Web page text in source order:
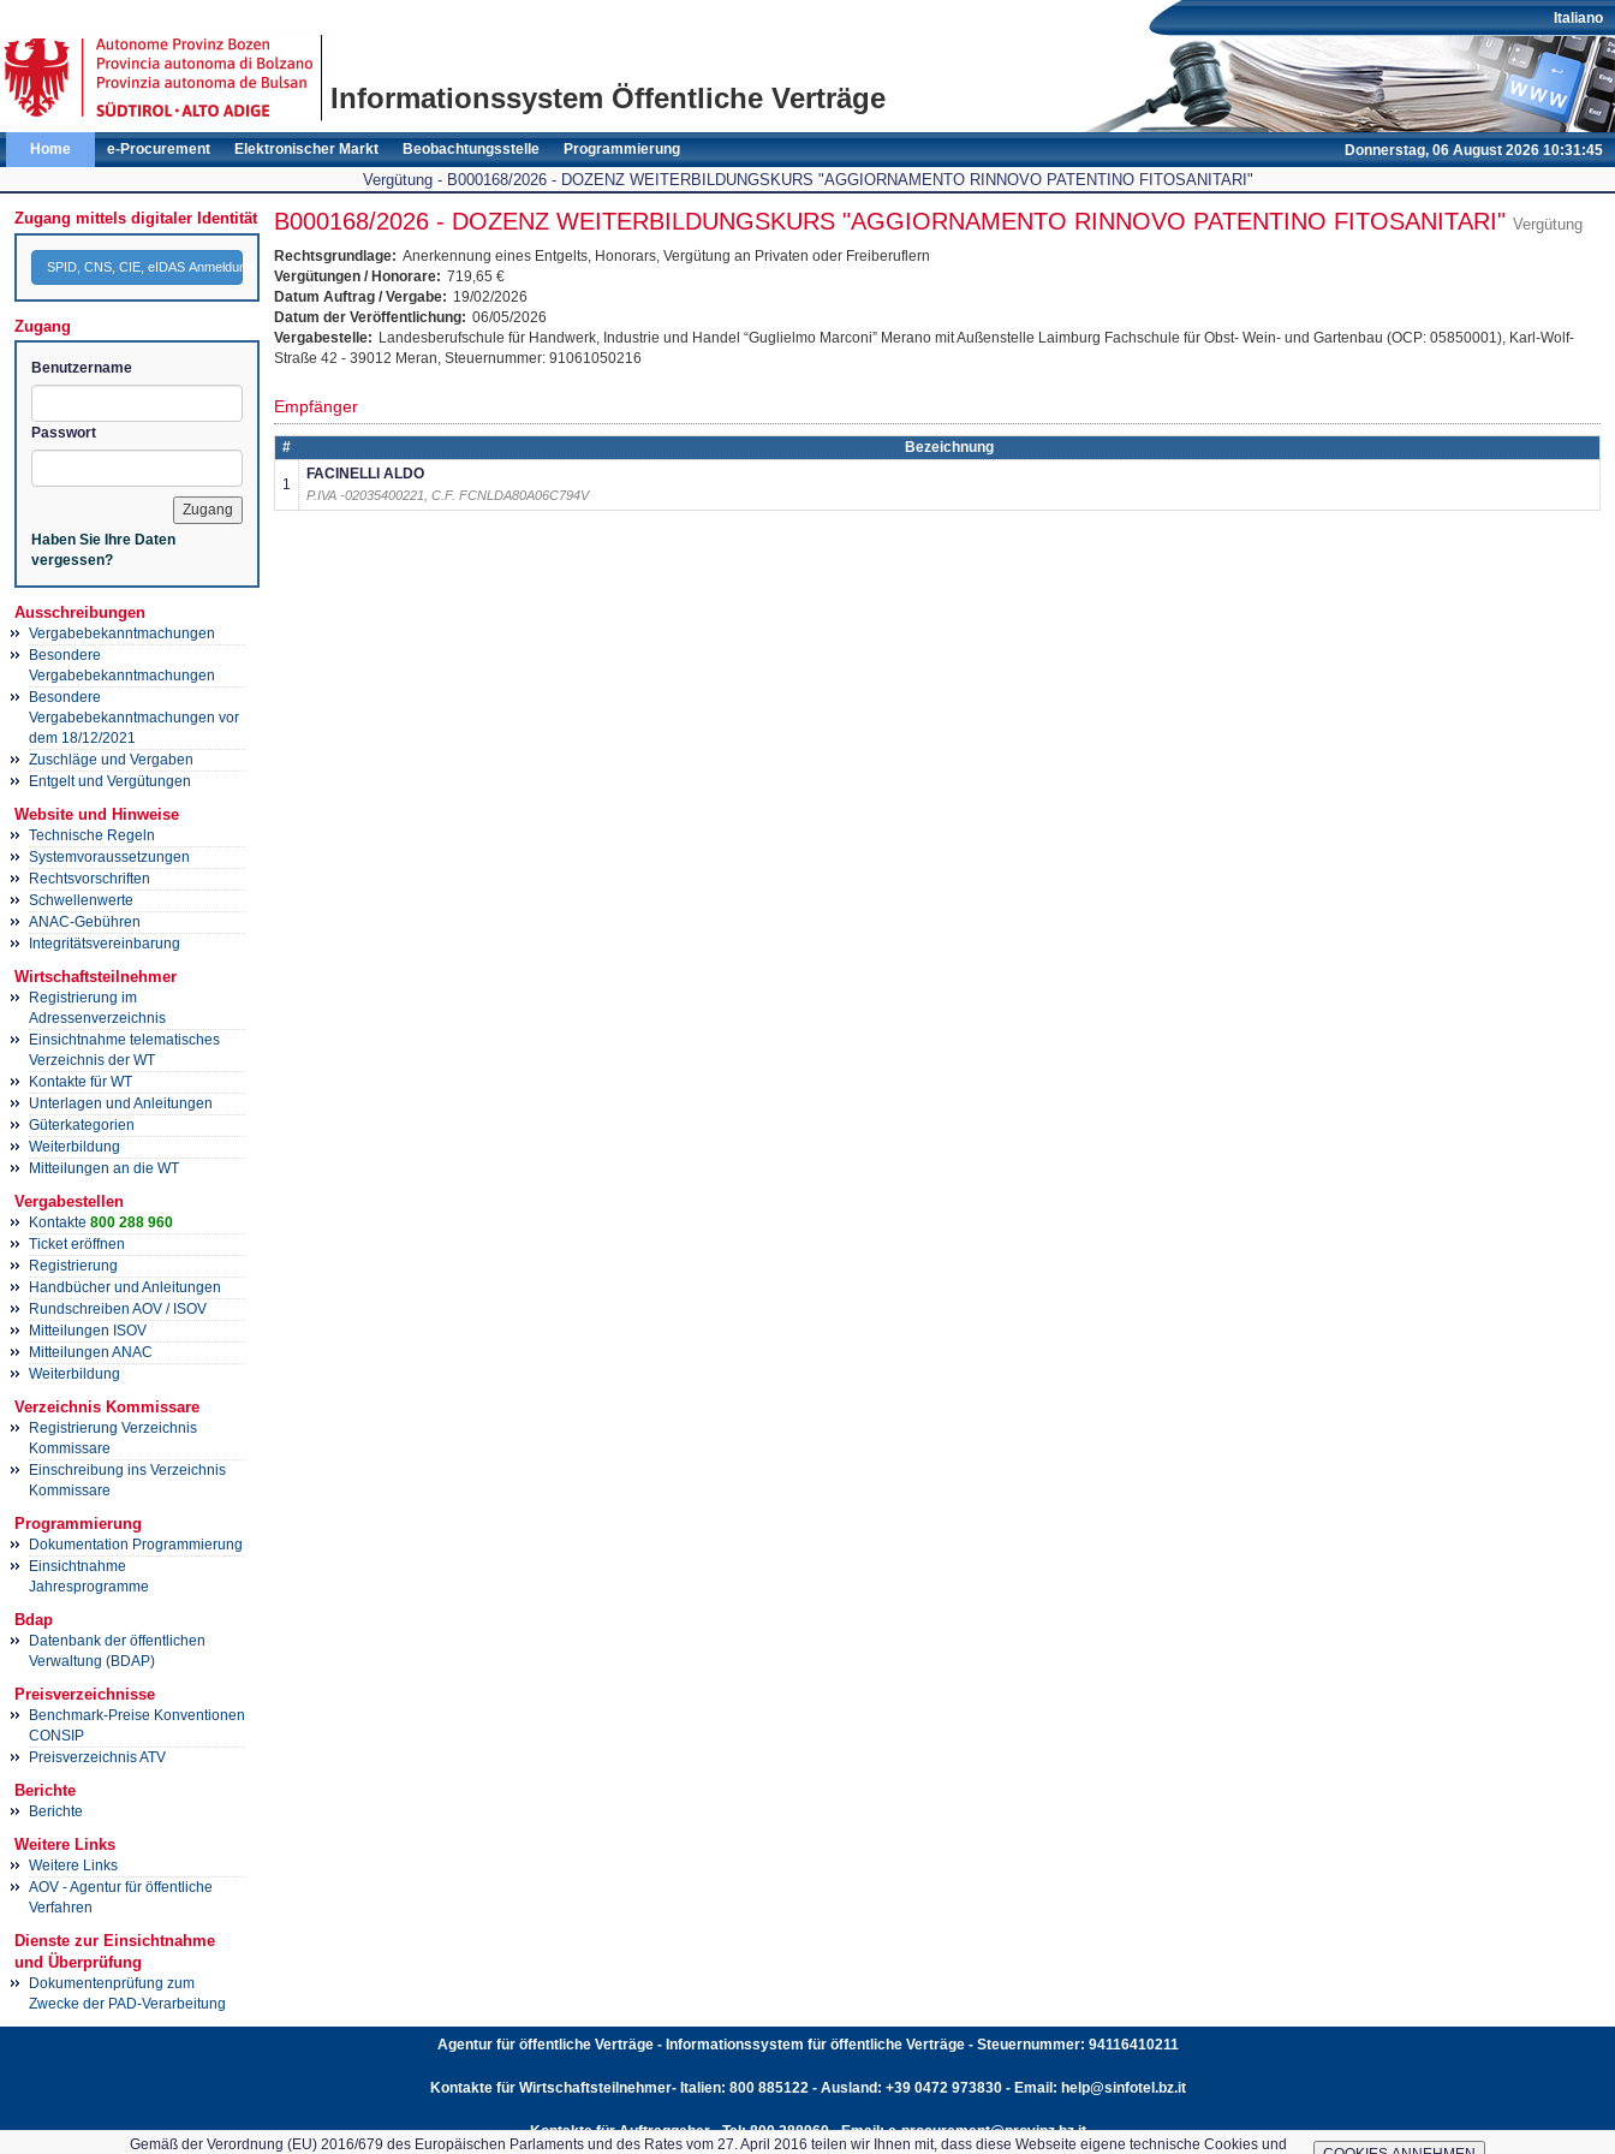
Informationssystem Öffentliche Verträge
Italiano
Donnerstag, 06 August 2026 10:31:46
Home e-Procurement Elektronischer Markt Beobachtungsstelle Programmierung
Gemäß der Verordnung (EU) 2016/679 des Europäischen Parlaments und des Rates vom 27. April 2016 teilen wir Ihnen mit, dass diese Webseite eigene technische Cookies und
Vergütung - B000168/2026 - DOZENZ WEITERBILDUNGSKURS "AGGIORNAMENTO RINNOVO PATENTINO FITOSANITARI"
Zugang mittels digitaler Identität
SPID, CNS, CIE, eIDAS Anmeldung
Zugang
Benutzername
Passwort
Haben Sie Ihre Daten
vergessen?
Ausschreibungen
Vergabebekanntmachungen
Besondere
Vergabebekanntmachungen
Besondere
Vergabebekanntmachungen vor
dem 18/12/2021
Zuschläge und Vergaben
Entgelt und Vergütungen
Website und Hinweise
Technische Regeln
Systemvoraussetzungen
Rechtsvorschriften
Schwellenwerte
ANAC-Gebühren
Integritätsvereinbarung
Wirtschaftsteilnehmer
Registrierung im
Adressenverzeichnis
Einsichtnahme telematisches
Verzeichnis der WT
Kontakte für WT
Unterlagen und Anleitungen
Güterkategorien
Weiterbildung
Mitteilungen an die WT
Vergabestellen
Kontakte 800 288 960
Ticket eröffnen
Registrierung
Handbücher und Anleitungen
Rundschreiben AOV / ISOV
Mitteilungen ISOV
Mitteilungen ANAC
Weiterbildung
Verzeichnis Kommissare
Registrierung Verzeichnis
Kommissare
Einschreibung ins Verzeichnis
Kommissare
Programmierung
Dokumentation Programmierung
Einsichtnahme
Jahresprogramme
Bdap
Datenbank der öffentlichen
Verwaltung (BDAP)
Preisverzeichnisse
Benchmark-Preise Konventionen
CONSIP
Preisverzeichnis ATV
Berichte
Berichte
Weitere Links
Weitere Links
AOV - Agentur für öffentliche
Verfahren
Dienste zur Einsichtnahme
und Überprüfung
Dokumentenprüfung zum
Zwecke der PAD-Verarbeitung
B000168/2026 - DOZENZ WEITERBILDUNGSKURS "AGGIORNAMENTO RINNOVO PATENTINO FITOSANITARI" Vergütung
Rechtsgrundlage: Anerkennung eines Entgelts, Honorars, Vergütung an Privaten oder Freiberuflern
Vergütungen / Honorare: 719,65 €
Datum Auftrag / Vergabe: 19/02/2026
Datum der Veröffentlichung: 06/05/2026
Vergabestelle: Landesberufschule für Handwerk, Industrie und Handel “Guglielmo Marconi” Merano mit Außenstelle Laimburg Fachschule für Obst- Wein- und Gartenbau (OCP: 05850001), Karl-Wolf-
Straße 42 - 39012 Meran, Steuernummer: 91061050216
Empfänger
# Bezeichnung
1
FACINELLI ALDO
P.IVA -02035400221, C.F. FCNLDA80A06C794V
Agentur für öffentliche Verträge - Informationssystem für öffentliche Verträge - Steuernummer: 94116410211
Kontakte für Wirtschaftsteilnehmer- Italien: 800 885122 - Ausland: +39 0472 973830 - Email: help@sinfotel.bz.it
Kontakte für Auftraggeber - Tel: 800 288960 - Email: e-procurement@provinz.bz.it